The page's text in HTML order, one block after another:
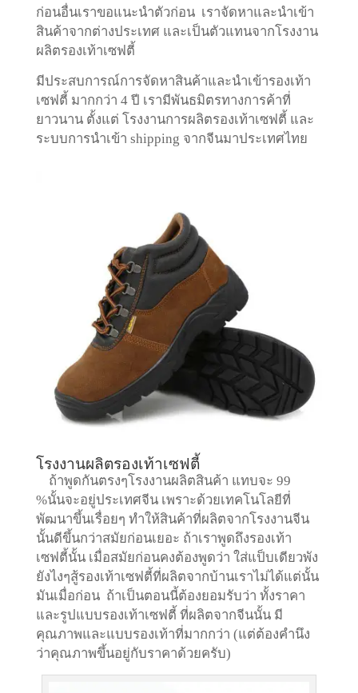
ก่อนอื่นเราขอแนะนำตัวก่อน เราจัดหาและนำเข้า
สินค้าจากต่างประเทศ และเป็นตัวแทนจากโรงงาน
ผลิตรองเท้าเซฟตี้
มีประสบการณ์การจัดหาสินค้าและนำเข้ารองเท้า
เซฟตี้ มากกว่า 4 ปี เรามีพันธมิตรทางการค้าที่
ยาวนาน ตั้งแต่ โรงงานการผลิตรองเท้าเซฟตี้ และ
ระบบการนำเข้า shipping จากจีนมาประเทศไทย
โรงงานผลิตรองเท้าเซฟตี้
ถ้าพูดกันตรงๆโรงงานผลิตสินค้า แทบจะ 99
%นั้นจะอยู่ประเทศจีน เพราะด้วยเทคโนโลยีที่
พัฒนาขึ้นเรื่อยๆ ทำให้สินค้าที่ผลิตจากโรงงานจีน
นั้นดีขึ้นกว่าสมัยก่อนเยอะ ถ้าเราพูดถึงรองเท้า
เซฟตี้นั้น เมื่อสมัยก่อนคงต้องพูดว่า ใส่แป็บเดียวพัง
ยังไงๆสู้รองเท้าเซฟตี้ที่ผลิตจากบ้านเราไม่ได้แต่นั้น
มันเมื่อก่อน ถ้าเป็นตอนนี้ต้องยอมรับว่า ทั้งราคา
และรูปแบบรองเท้าเซฟตี้ ที่ผลิตจากจีนนั้น มี
คุณภาพและแบบรองเท้าที่มากกว่า (แต่ต้องคำนึง
ว่าคุณภาพขึ้นอยู่กับราคาด้วยครับ)